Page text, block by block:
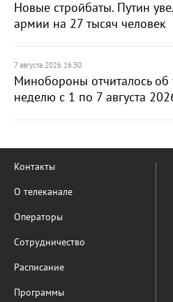
Новые стройбаты. Путин
армии на 27 тысяч человек
7 августа 2026 16:30
Минобороны отчиталось об
неделю с 1 по 7 августа
Контакты
О телеканале
Операторы
Сотрудничество
Расписание
Программы